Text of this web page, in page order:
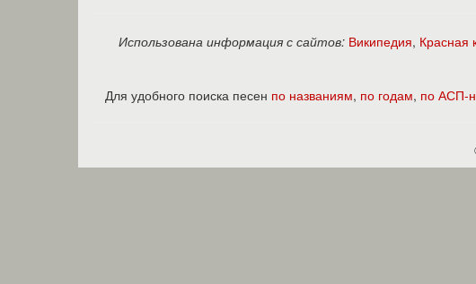
Использована информация с сайтов: Википедия, Красная
Для удобного поиска песен по названиям, по годам, по АСП-